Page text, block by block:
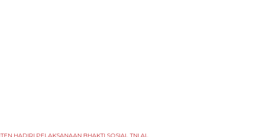
HADIRI PELAKSANAAN BHAKTI SOSIAL TNI AL